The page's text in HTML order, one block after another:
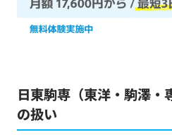
日東駒専（東洋・駒澤
の扱い